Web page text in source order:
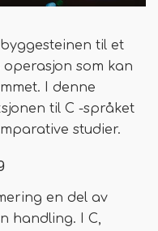
til et
som kan
I denne
til C -språket
studier.
en del av
handling. I C,